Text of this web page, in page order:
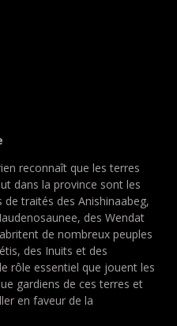
reconnaît que les terres
dans la province sont les
traités des Anishinaabeg,
des Wendat
de nombreux peuples
des Inuits et des
rôle essentiel que jouent les
gardiens de ces terres et
en faveur de la